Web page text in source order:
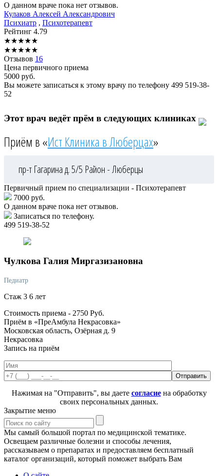
О данном враче пока нет отзывов.
Кулаков Алексей Александрович
Психиатр , Психотерапевт
Рейтинг 4.79
★★★★★
★★★★★
Отзывов 16
Цена первичного приема
5000 руб.
Вы можете записаться к этому врачу по телефону 499 519-38-
52
Этот врач ведёт прём в следующих клиниках
Приём в «Ист Клиника в Люберцах»
пр-т Гагарина д. 5/5 Район - Люберцы
Первичный прием по специализации - Психотерапевт
7000 руб.
О данном враче пока нет отзывов.
Записаться по телефону.
499 519-38-52
Чулкова Галия Миргазизановна
Педиатр
Стаж 3 6 лет
Стоимость приема - 2750 Руб.
Приём в «ПреАмбула Некрасовка»
Московская область, Озёрная д. 9
Некрасовка
Запись на приём
Нажимая на "Отправить", вы даете согласиена обработку
своих персональных данных.
Закрытие меню
Мы самый большой портал по медицинской тематике.
Освещаем различные болезни и способы лечения,
рассказываем о препаратах и предоставляем бесплатный
каталог организаций, который поможет выбрать Вам